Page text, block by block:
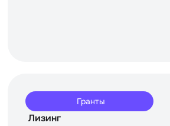
Гранты
Лизинг